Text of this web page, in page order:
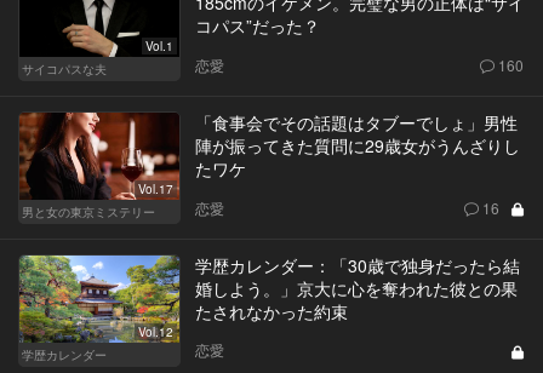
Vol.1
サイコパスな夫
コパス”だった？
恋愛 160
Vol.17
男と女の東京ミステリー
「食事会でその話題はタブーでしょ」男性
陣が振ってきた質問に29歳女がうんざりし
たワケ
恋愛 16
Vol.12
学歴カレンダー
学歴カレンダー：「30歳で独身だったら結
婚しよう。」京大に心を奪われた彼との果
たされなかった約束
恋愛